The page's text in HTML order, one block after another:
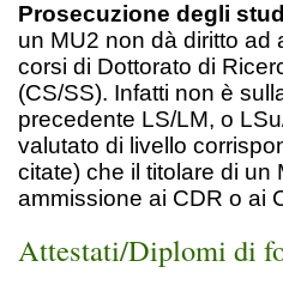
Prosecuzione degli
un MU2 non dà diritto ad
corsi di Dottorato di
(CS/SS). Infatti non è
precedente LS/LM, o
valutato di livello
citate) che il titolare di
ammissione ai CDR o ai
Attestati/Diplomi di